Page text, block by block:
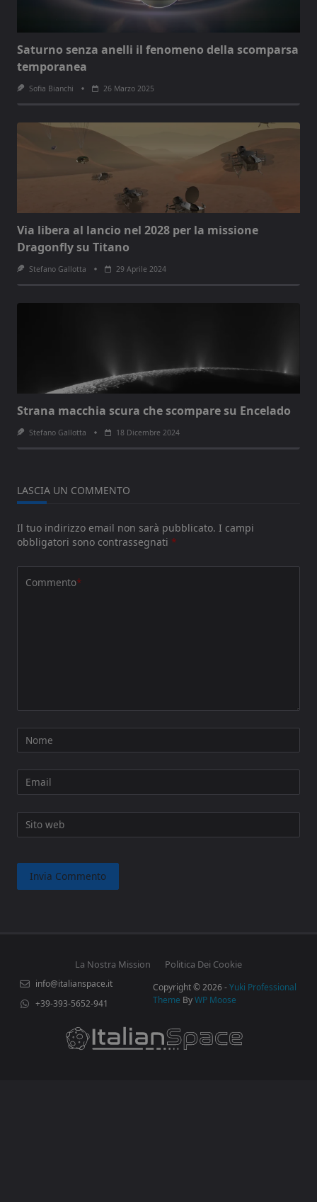
Saturno senza anelli il fenomeno della scomparsa
temporanea
Sofia Bianchi 26 Marzo 2025
Via libera al lancio nel 2028 per la missione
Dragonfly su Titano
Stefano Gallotta 29 Aprile 2024
Strana macchia scura che scompare su Encelado
Stefano Gallotta 18 Dicembre 2024
LASCIA UN COMMENTO
Il tuo indirizzo email non sarà pubblicato. I campi
obbligatori sono contrassegnati *
Commento*
Nome
Email
Sito web
La Nostra Mission Politica Dei Cookie
info@italianspace.it
+39-393-5652-941
Copyright © 2026 -Yuki Professional
Theme ByWP Moose